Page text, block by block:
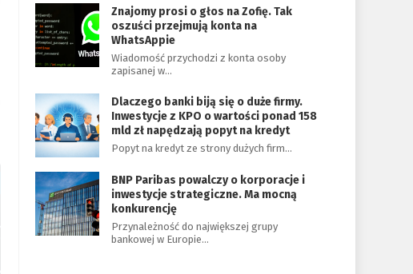
Znajomy prosi o głos na Zofię. Tak
oszuści przejmują konta na
WhatsAppie
Wiadomość przychodzi z konta osoby
zapisanej w…
Dlaczego banki biją się o duże firmy.
Inwestycje z KPO o wartości ponad 158
mld zł napędzają popyt na kredyt
Popyt na kredyt ze strony dużych firm…
BNP Paribas powalczy o korporacje i
inwestycje strategiczne. Ma mocną
konkurencję
Przynależność do największej grupy
bankowej w Europie…